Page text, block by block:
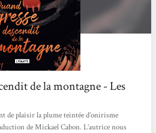
de la montagne - Les
de plaisir la plume teintée d’onirisme
de Mickael Cabon. L’autrice nous